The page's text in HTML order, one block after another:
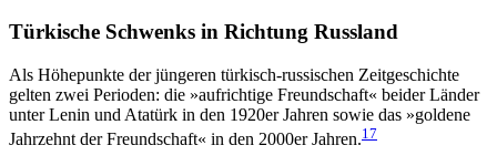
Türkische Schwenks in Richtung Russland
Als Höhepunkte der jüngeren türkisch-russischen Zeitgeschichte
gelten zwei Perioden: die »aufrichtige Freundschaft« beider Länder
unter Lenin und Atatürk in den 1920er Jahren sowie das »goldene
Jahrzehnt der Freundschaft« in den 2000er Jahren.17